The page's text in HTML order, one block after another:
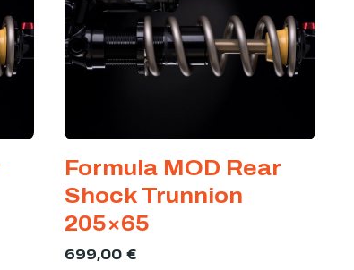
Formula MOD Rear
Shock Trunnion
205×65
699,00€